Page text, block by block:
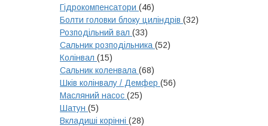
Гідрокомпенсатори (46)
Болти головки блоку циліндрів (32)
Розподільний вал (33)
Сальник розподільника (52)
Колінвал (15)
Сальник коленвала (68)
Шків колінвалу / Демфер (56)
Масляний насос (25)
Шатун (5)
Вкладиші корінні (28)